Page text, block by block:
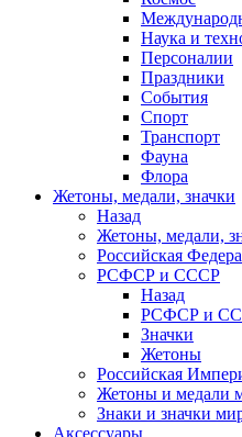
Наука и
Персоналии
Праздники
События
Спорт
Транспорт
Фауна
Флора
Жетоны, медали, значки
Назад
Жетоны, медали,
Российская
РСФСР и СССР
Назад
РСФСР и
Значки
Жетоны
Российская
Жетоны и медали
Знаки и значки
Аксессуары